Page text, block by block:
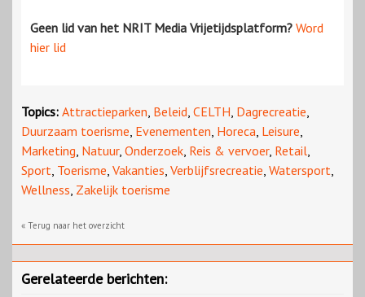
Geen lid van het NRIT Media Vrijetijdsplatform? Word
hier lid
Topics: Attractieparken, Beleid, CELTH, Dagrecreatie,
Duurzaam toerisme, Evenementen, Horeca, Leisure,
Marketing, Natuur, Onderzoek, Reis & vervoer, Retail,
Sport, Toerisme, Vakanties, Verblijfsrecreatie, Watersport,
Wellness, Zakelijk toerisme
« Terug naar het overzicht
Gerelateerde berichten: